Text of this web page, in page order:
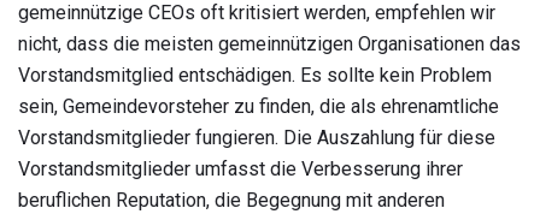
gemeinnützige CEOs oft kritisiert werden, empfehlen wir
nicht, dass die meisten gemeinnützigen Organisationen das
Vorstandsmitglied entschädigen. Es sollte kein Problem
sein, Gemeindevorsteher zu finden, die als ehrenamtliche
Vorstandsmitglieder fungieren. Die Auszahlung für diese
Vorstandsmitglieder umfasst die Verbesserung ihrer
beruflichen Reputation, die Begegnung mit anderen